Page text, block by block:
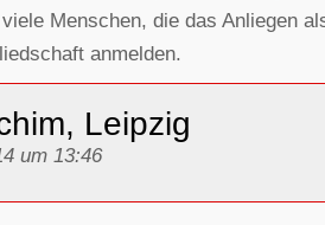
Menschen, die das Anliegen
anmelden.
Leipzig
um 13:46